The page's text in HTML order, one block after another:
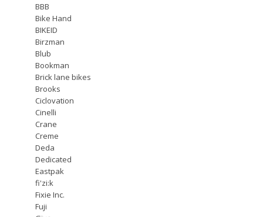
BBB
Bike Hand
BIKEID
Birzman
Blub
Bookman
Brick lane bikes
Brooks
Ciclovation
Cinelli
Crane
Creme
Deda
Dedicated
Eastpak
fi'zi:k
Fixie Inc.
Fuji